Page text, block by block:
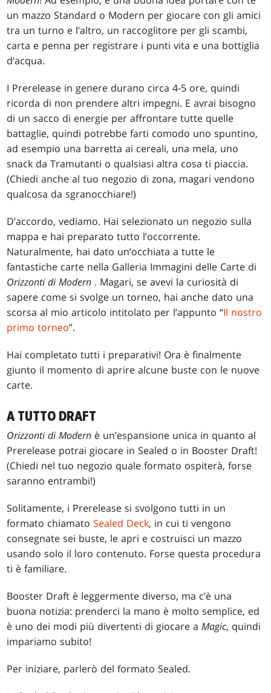
un mazzo Standard o Modern per giocare con gli amici
tra un turno e l’altro, un raccoglitore per gli scambi,
carta e penna per registrare i punti vita e una bottiglia
d’acqua.
I Prerelease in genere durano circa 4-5 ore, quindi
ricorda di non prendere altri impegni. E avrai bisogno
di un sacco di energie per affrontare tutte quelle
battaglie, quindi potrebbe farti comodo uno spuntino,
ad esempio una barretta ai cereali, una mela, uno
snack da Tramutanti o qualsiasi altra cosa ti piaccia.
(Chiedi anche al tuo negozio di zona, magari vendono
qualcosa da sgranocchiare!)
D’accordo, vediamo. Hai selezionato un negozio sulla
mappa e hai preparato tutto l’occorrente.
Naturalmente, hai dato un’occhiata a tutte le
fantastiche carte nella Galleria Immagini delle Carte di
Orizzonti di Modern . Magari, se avevi la curiosità di
sapere come si svolge un torneo, hai anche dato una
scorsa al mio articolo intitolato per l’appunto “Il nostro
primo torneo”.
Hai completato tutti i preparativi! Ora è finalmente
giunto il momento di aprire alcune buste con le nuove
carte.
A TUTTO DRAFT
Orizzonti di Modern è un’espansione unica in quanto al
Prerelease potrai giocare in Sealed o in Booster Draft!
(Chiedi nel tuo negozio quale formato ospiterà, forse
saranno entrambi!)
Solitamente, i Prerelease si svolgono tutti in un
formato chiamatoSealed Deck, in cui ti vengono
consegnate sei buste, le apri e costruisci un mazzo
usando solo il loro contenuto. Forse questa procedura
ti è familiare.
Booster Draft è leggermente diverso, ma c’è una
buona notizia: prenderci la mano è molto semplice, ed
è uno dei modi più divertenti di giocare aMagic, quindi
impariamo subito!
Per iniziare, parlerò del formato Sealed.